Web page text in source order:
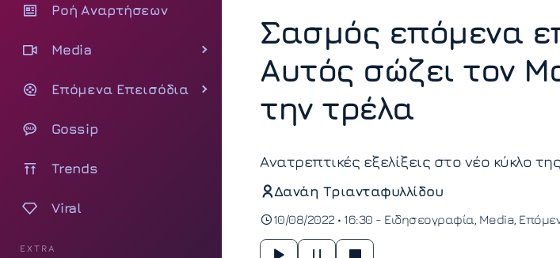
Ροή Αναρτήσεων
Media
Επόμενα Επεισόδια
Gossip
Trends
Viral
EXTRA
Σασμός επόμενα
Αυτός σώζει τον
την τρέλα
Ανατρεπτικές εξελίξεις στο νέο κύκλο
Δανάη Τριανταφυλλίδου
10/08/2022 • 16:30 - Ειδησεογραφία Media